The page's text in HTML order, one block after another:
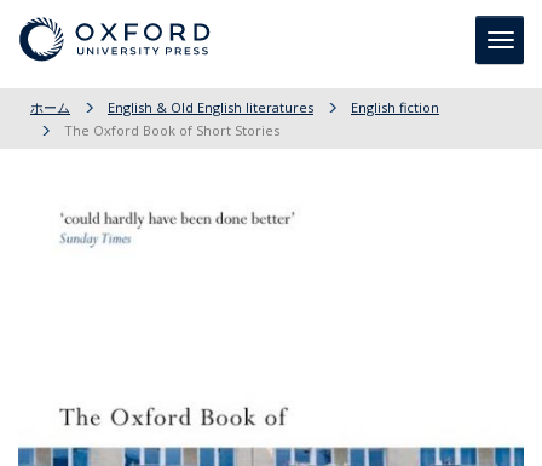
ホーム English & Old English literatures
English fiction
The Oxford Book of Short Stories